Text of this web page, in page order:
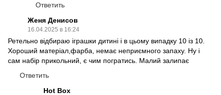
Ответить
Женя Денисов
16.04.2025 в 16:24
Ретельно відбираю іграшки дитині і в цьому випадку 10 із 10.
Хороший матеріал,фарба, немає неприємного запаху. Ну і
сам набір прикольний, є чим погратись. Малий залипає
Ответить
Hot Box